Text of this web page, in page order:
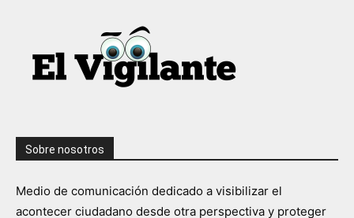
Sobre nosotros
Medio de comunicación dedicado a visibilizar el
acontecer ciudadano desde otra perspectiva y proteger